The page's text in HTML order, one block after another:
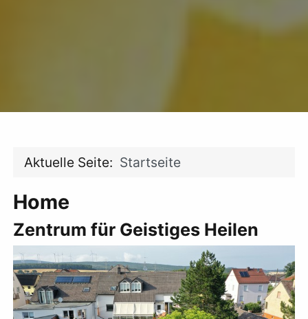
Aktuelle Seite: Startseite
Home
Zentrum für Geistiges Heilen